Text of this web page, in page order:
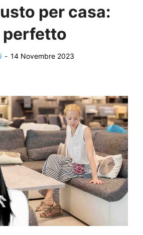
per casa:
perfetto
- 14 Novembre 2023